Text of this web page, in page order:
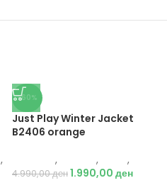
,
-60%
Just Play Winter Jacket
B2406 orange
, , ,
4.990,00ден1.990,00 ден